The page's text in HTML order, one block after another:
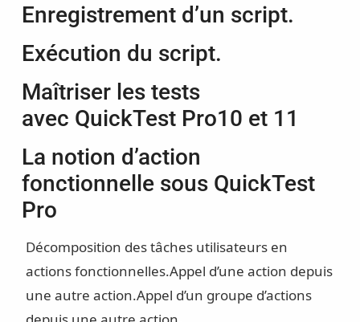
Enregistrement d’un script.
Exécution du script.
Maîtriser les tests
avec QuickTest Pro10 et 11
La notion d’action
fonctionnelle sous QuickTest
Pro
Décomposition des tâches utilisateurs en
actions fonctionnelles.Appel d’une action depuis
une autre action.Appel d’un groupe d’actions